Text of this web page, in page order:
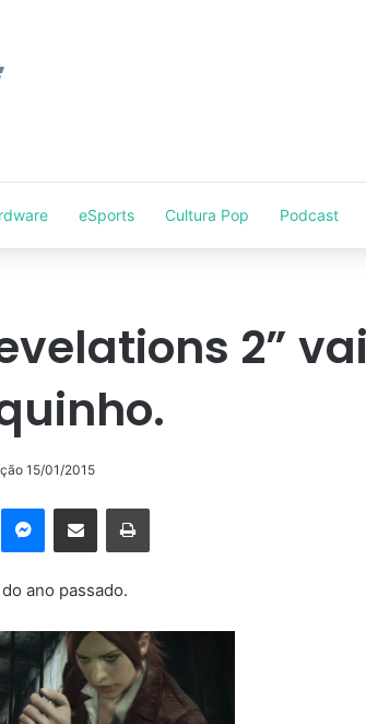
eSports Cultura Pop Podcast
2” vai
15/01/2015
Messenger
Compartilhar via e-mail Imprimir
ano passado.